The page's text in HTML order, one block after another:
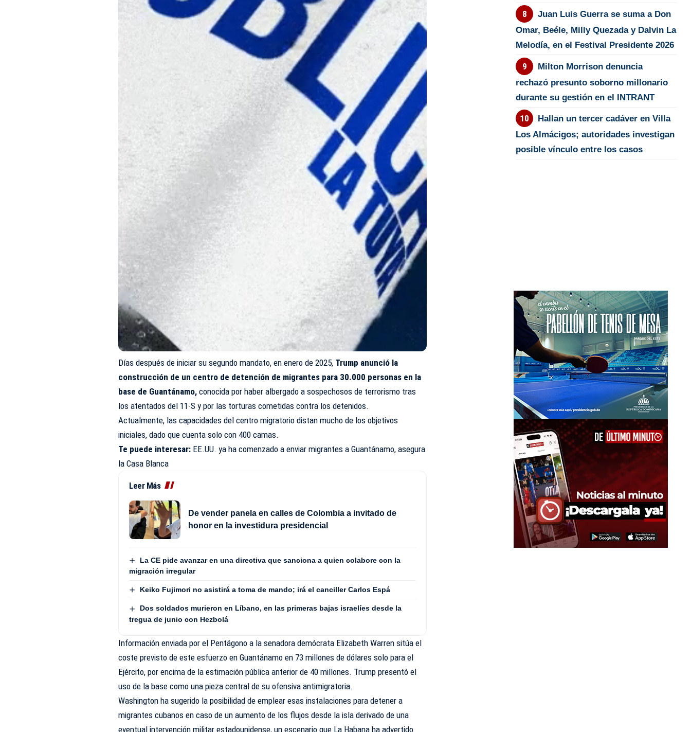
Días después de iniciar su segundo mandato, en enero de 2025, Trump anunció la
construcción de un centro de detención de migrantes para 30.000 personas en la
base de Guantánamo, conocida por haber albergado a sospechosos de terrorismo tras
los atentados del 11-S y por las torturas cometidas contra los detenidos.
Actualmente, las capacidades del centro migratorio distan mucho de los objetivos
iniciales, dado que cuenta solo con 400 camas.
Te puede interesar: EE.UU. ya ha comenzado a enviar migrantes a Guantánamo, asegura
la Casa Blanca
Leer Más
De vender panela en calles de Colombia a invitado de
honor en la investidura presidencial
La CE pide avanzar en una directiva que sanciona a quien colabore con la
migración irregular
Keiko Fujimori no asistirá a toma de mando; irá el canciller Carlos Espá
Dos soldados murieron en Líbano, en las primeras bajas israelíes desde la
tregua de junio con Hezbolá
Información enviada por el Pentágono a la senadora demócrata Elizabeth Warren sitúa el
coste previsto de este esfuerzo en Guantánamo en 73 millones de dólares solo para el
Ejército, por encima de la estimación pública anterior de 40 millones. Trump presentó el
uso de la base como una pieza central de su ofensiva antimigratoria.
Washington ha sugerido la posibilidad de emplear esas instalaciones para detener a
migrantes cubanos en caso de un aumento de los flujos desde la isla derivado de una
eventual intervención militar estadounidense, un escenario que La Habana ha advertido
Juan Luis Guerra se suma a Don
Omar, Beéle, Milly Quezada y Dalvin La
Melodía, en el Festival Presidente 2026
Milton Morrison denuncia
rechazó presunto soborno millonario
durante su gestión en el INTRANT
Hallan un tercer cadáver en Villa
Los Almácigos; autoridades investigan
posible vínculo entre los casos